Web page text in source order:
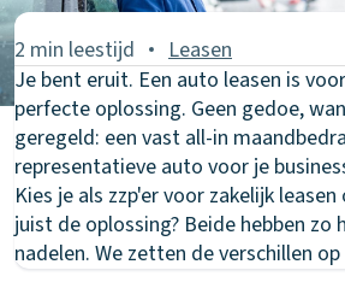
2 min leestijd
Leasen
Je bent eruit. Een auto leasen is
perfecte oplossing. Geen gedoe,
geregeld: een vast all-in
representatieve auto voor je
Kies je als zzp'er voor zakelijk
juist de oplossing? Beide hebben zo
nadelen. We zetten de verschillen op